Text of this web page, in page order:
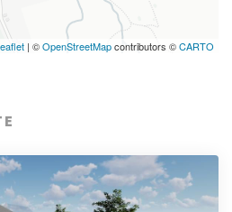
| ©OpenStreetMapcontributors ©CARTO